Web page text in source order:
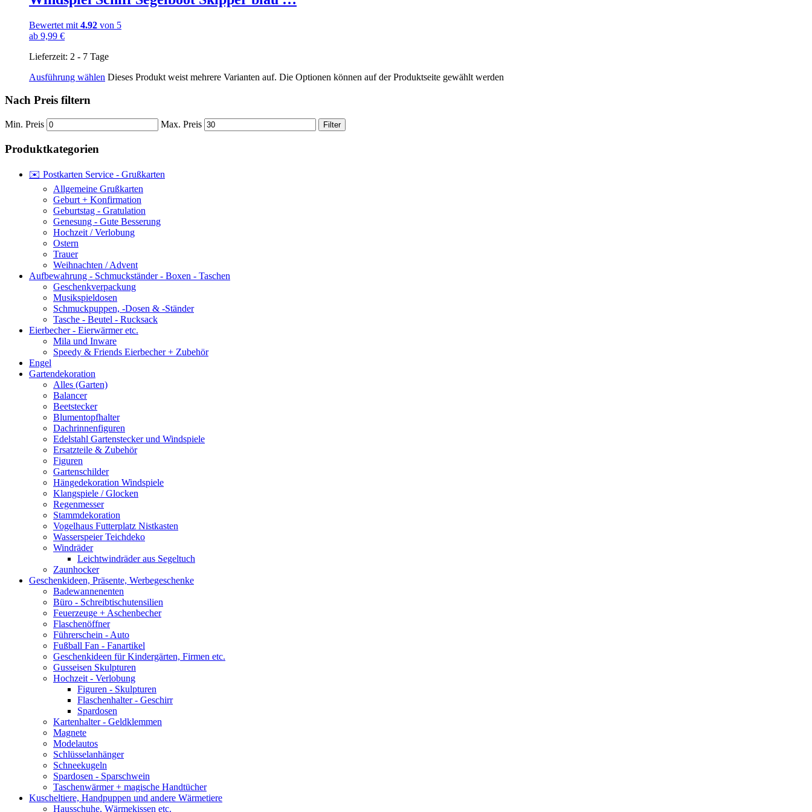
Bewertet mit 4.92 von 5
ab 9,99 €
Lieferzeit: 2 - 7 Tage
Ausführung wählen Dieses Produkt weist mehrere Varianten auf. Die Optionen können auf der Produktseite gewählt werden
Nach Preis filtern
Min. Preis Max. Preis Filter
Produktkategorien
✉️ Postkarten Service - Grußkarten
Allgemeine Grußkarten
Geburt + Konfirmation
Geburtstag - Gratulation
Genesung - Gute Besserung
Hochzeit / Verlobung
Ostern
Trauer
Weihnachten / Advent
Aufbewahrung - Schmuckständer - Boxen - Taschen
Geschenkverpackung
Musikspieldosen
Schmuckpuppen, -Dosen & -Ständer
Tasche - Beutel - Rucksack
Eierbecher - Eierwärmer etc.
Mila und Inware
Speedy & Friends Eierbecher + Zubehör
Engel
Gartendekoration
Alles (Garten)
Balancer
Beetstecker
Blumentopfhalter
Dachrinnenfiguren
Edelstahl Gartenstecker und Windspiele
Ersatzteile & Zubehör
Figuren
Gartenschilder
Hängedekoration Windspiele
Klangspiele / Glocken
Regenmesser
Stammdekoration
Vogelhaus Futterplatz Nistkasten
Wasserspeier Teichdeko
Windräder
Leichtwindräder aus Segeltuch
Zaunhocker
Geschenkideen, Präsente, Werbegeschenke
Badewannenenten
Büro - Schreibtischutensilien
Feuerzeuge + Aschenbecher
Flaschenöffner
Führerschein - Auto
Fußball Fan - Fanartikel
Geschenkideen für Kindergärten, Firmen etc.
Gusseisen Skulpturen
Hochzeit - Verlobung
Figuren - Skulpturen
Flaschenhalter - Geschirr
Spardosen
Kartenhalter - Geldklemmen
Magnete
Modelautos
Schlüsselanhänger
Schneekugeln
Spardosen - Sparschwein
Taschenwärmer + magische Handtücher
Kuscheltiere, Handpuppen und andere Wärmetiere
Hausschuhe, Wärmekissen etc.